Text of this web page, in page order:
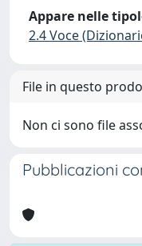
Appare nelle
2.4 Voce
File in questo
Non ci sono file
Pubblicazioni